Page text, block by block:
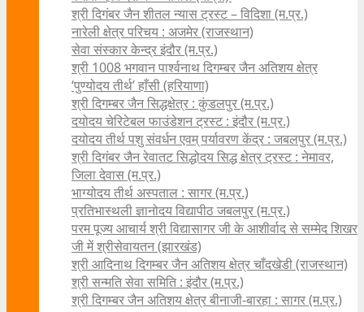
श्री दिगंबर जैन शीतल न्यास ट्रस्ट – विदिशा (म.प्र.)
नारेली क्षेत्र परिचय : अजमेर (राजस्थान)
सेवा संस्कार केन्द्र इंदौर (म.प्र.)
श्री 1008 भगवान पार्श्वनाथ दिगम्बर जैन अतिशय क्षे‍त्र
‘पुण्योदय तीर्थ’ हाँसी (हरियाणा)
श्री दिगम्बर जैन सिद्धक्षेत्र : कुंडलपुर (म.प्र.)
दयोदय चेरिटेबल फाउंडेशन ट्रस्ट : इंदौर (म.प्र.)
दयोदय तीर्थ पशु संवर्धन एवम्‌ पर्यावरण केंद्र : जबलपुर (म.प्र.)
श्री दिगंबर जैन रेवातट सिद्धोदय सिद्ध क्षेत्र ट्रस्ट : नेमावर,
जिला देवास (म.प्र.)
भाग्योदय तीर्थ अस्पताल : सागर (म.प्र.)
प्रतिभास्थली ज्ञानोदय विद्यापीठ जबलपुर (म.प्र.)
परम पूज्य आचार्य श्री विद्यासागर जी के आशीर्वाद से सम्मेद शिखर
जी में श्रीसेवायतन (झारखंड)
श्री आदिनाथ दिगम्बर जैन अतिशय क्षेत्र चाँदखेडी (राजस्थान)
श्री सन्मति सेवा समिति : इंदौर (म.प्र.)
श्री दिगम्बर जैन अतिशय क्षेत्र बीनाजी-बारहा : सागर (म.प्र.)